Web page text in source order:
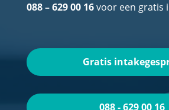
088 – 629 00 16voor een gratis
Gratis
088 - 629 00 16